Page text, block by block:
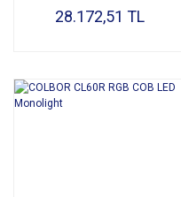
28.172,51 TL